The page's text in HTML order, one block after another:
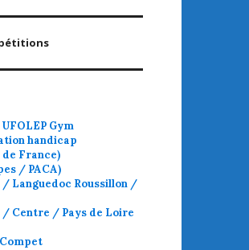
Gym
handicap
France)
/ PACA)
/ Languedoc Roussillon /
/ Centre / Pays de Loire